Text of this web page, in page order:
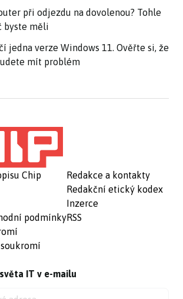
při odjezdu na dovolenou? Tohle
byste měli
jedna verze Windows 11. Ověřte si, že
mít problém
Chip
podmínky
soukromí
Redakce a kontakty
Redakční etický kodex
Inzerce
RSS
IT v e-mailu